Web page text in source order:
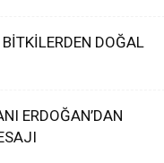
DOĞAL
ERDOĞAN’DAN